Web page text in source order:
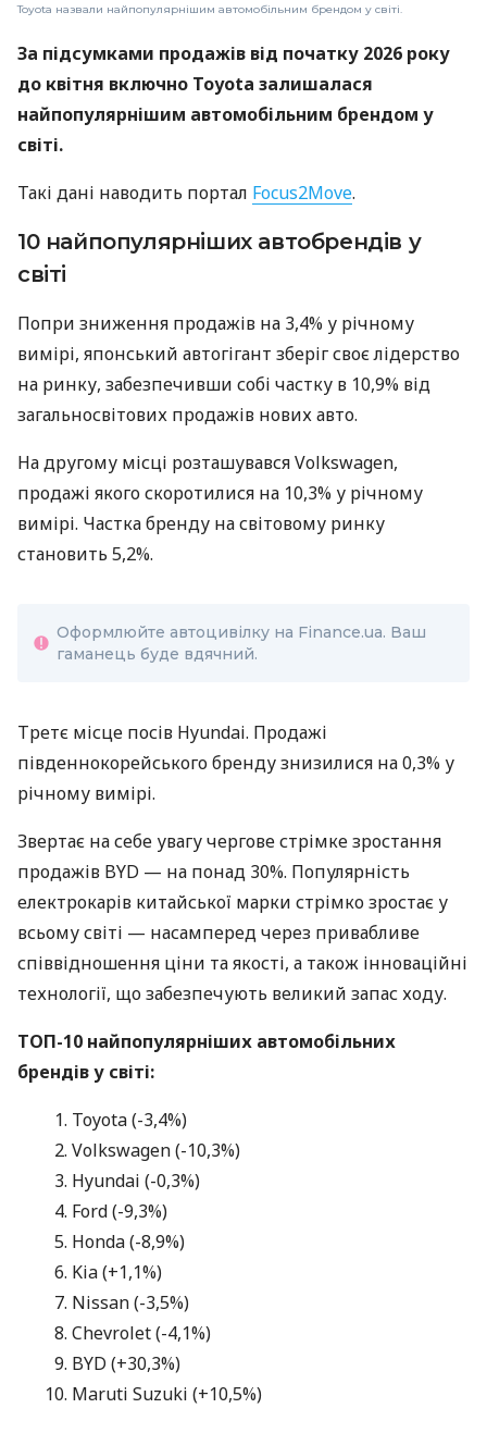
Toyota назвали найпопулярнішим автомобільним брендом у світі.
За підсумками продажів від початку 2026 року
до квітня включно Toyota залишалася
найпопулярнішим автомобільним брендом у
світі.
Такі дані наводить портал Focus2Move.
10 найпопулярніших автобрендів у
світі
Попри зниження продажів на 3,4% у річному
вимірі, японський автогігант зберіг своє лідерство
на ринку, забезпечивши собі частку в 10,9% від
загальносвітових продажів нових авто.
На другому місці розташувався Volkswagen,
продажі якого скоротилися на 10,3% у річному
вимірі. Частка бренду на світовому ринку
становить 5,2%.
Оформлюйте автоцивілку на Finance.ua. Ваш
гаманець буде вдячний.
Третє місце посів Hyundai. Продажі
південнокорейського бренду знизилися на 0,3% у
річному вимірі.
Звертає на себе увагу чергове стрімке зростання
продажів BYD — на понад 30%. Популярність
електрокарів китайської марки стрімко зростає у
всьому світі — насамперед через привабливе
співвідношення ціни та якості, а також інноваційні
технології, що забезпечують великий запас ходу.
ТОП-10 найпопулярніших автомобільних
брендів у світі:
Toyota (-3,4%)
Volkswagen (-10,3%)
Hyundai (-0,3%)
Ford (-9,3%)
Honda (-8,9%)
Kia (+1,1%)
Nissan (-3,5%)
Chevrolet (-4,1%)
BYD (+30,3%)
Maruti Suzuki (+10,5%)